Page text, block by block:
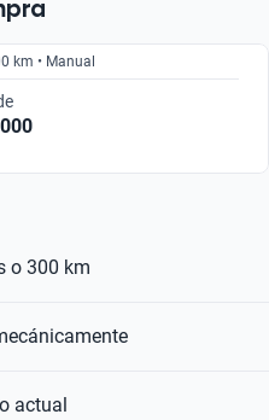
km • Manual
o 300 km
actual